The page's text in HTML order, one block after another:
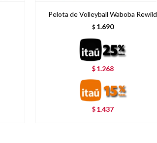
Pelota de Volleyball Waboba Rewild
$ 1.690
$ 1.268
$ 1.437